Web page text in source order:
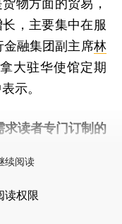
物方面的贸易，
，主要集中在服
金融集团副主席林
大驻华使馆定期
示。
读者专门订制的
续阅读
读权限